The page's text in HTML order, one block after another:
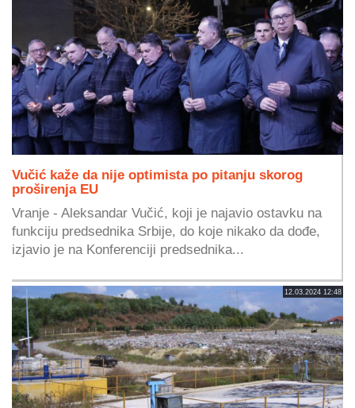
Vučić kaže da nije optimista po pitanju skorog
proširenja EU
Vranje - Aleksandar Vučić, koji je najavio ostavku na
funkciju predsednika Srbije, do koje nikako da dođe,
izjavio je na Konferenciji predsednika...
12.03.2024 12:48